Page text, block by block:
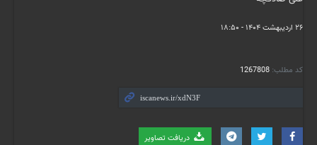
۲۶ اردیبهشت ۱۴۰۴ - ۱۸:۵۰
کد مطلب: 1267808
دریافت تصاویر